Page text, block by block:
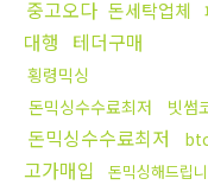
중고오다 돈세탁업체
대행 테더구매
횡령믹싱
돈믹싱수수료최저
빗썸
돈믹싱수수료최저
고가매입
돈믹싱해드립